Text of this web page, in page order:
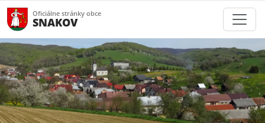
Oficiálne stránky obce
SNAKOV